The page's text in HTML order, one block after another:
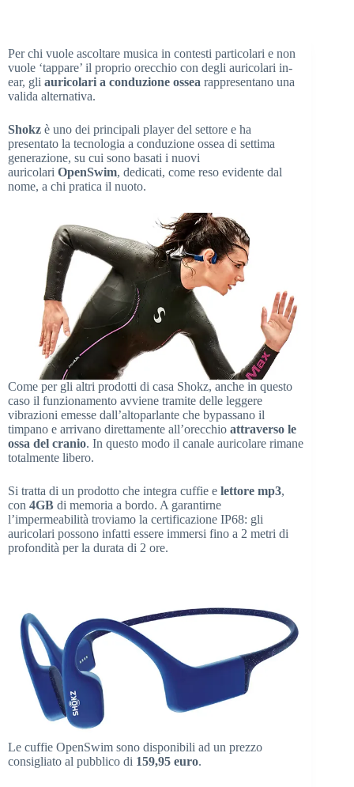
Per chi vuole ascoltare musica in contesti particolari e non
vuole ‘tappare’ il proprio orecchio con degli auricolari in-
ear, gli auricolari a conduzione ossea rappresentano una
valida alternativa.
Shokz è uno dei principali player del settore e ha
presentato la tecnologia a conduzione ossea di settima
generazione, su cui sono basati i nuovi
auricolari OpenSwim, dedicati, come reso evidente dal
nome, a chi pratica il nuoto.
Come per gli altri prodotti di casa Shokz, anche in questo
caso il funzionamento avviene tramite delle leggere
vibrazioni emesse dall’altoparlante che bypassano il
timpano e arrivano direttamente all’orecchio attraverso le
ossa del cranio. In questo modo il canale auricolare rimane
totalmente libero.
Si tratta di un prodotto che integra cuffie e lettore mp3,
con 4GB di memoria a bordo. A garantirne
l’impermeabilità troviamo la certificazione IP68: gli
auricolari possono infatti essere immersi fino a 2 metri di
profondità per la durata di 2 ore.
Le cuffie OpenSwim sono disponibili ad un prezzo
consigliato al pubblico di 159,95 euro.